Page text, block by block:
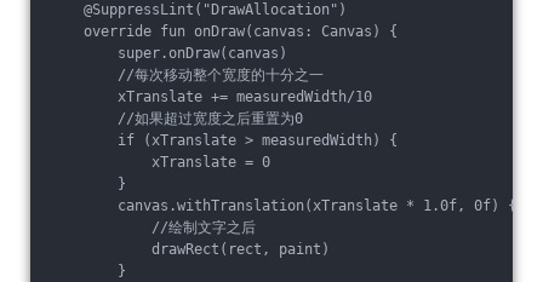
    @SuppressLint("DrawAllocation")
    override fun onDraw(canvas: Canvas) {
        super.onDraw(canvas)
        //每次移动整个宽度的十分之一
        xTranslate += measuredWidth/10
        //如果超过宽度之后重置为0
        if (xTranslate > measuredWidth) {
            xTranslate = 0
        }
        canvas.withTranslation(xTranslate * 1.0f, 0f) {
            //绘制文字之后
            drawRect(rect, paint)
        }